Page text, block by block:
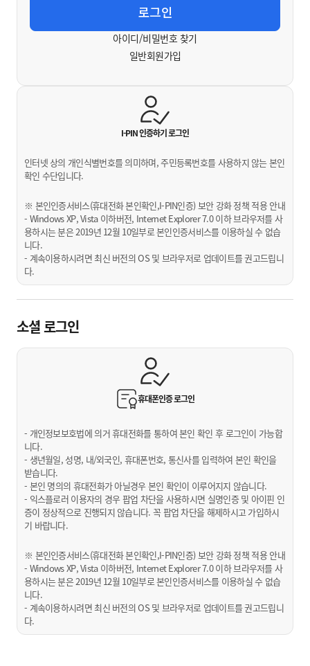
아이디/비밀번호 찾기
일반회원가입
I-PIN 인증하기로그인
인터넷 상의 개인식별번호를 의미하며, 주민등록번호를 사용하지 않는 본인
확인 수단입니다.
※ 본인인증서비스(휴대전화 본인확인,I-PIN인증) 보안 강화 정책 적용 안내
- Windows XP, Vista 이하버전, Internet Explorer 7.0 이하 브라우저를 사
용하시는 분은 2019년 12월 10일부로 본인인증서비스를 이용하실 수 없습
니다.
- 계속이용하시려면 최신 버전의 OS 및 브라우저로 업데이트를 권고드립니
다.
소셜 로그인
휴대폰인증로그인
- 개인정보보호법에 의거 휴대전화를 통하여 본인 확인 후 로그인이 가능합
니다.
- 생년월일, 성명, 내/외국인, 휴대폰번호, 통신사를 입력하여 본인 확인을
받습니다.
- 본인 명의의 휴대전화가 아닐경우 본인 확인이 이루어지지 않습니다.
- 익스플로러 이용자의 경우 팝업 차단을 사용하시면 실명인증 및 아이핀 인
증이 정상적으로 진행되지 않습니다. 꼭 팝업 차단을 해제하시고 가입하시
기 바랍니다.
※ 본인인증서비스(휴대전화 본인확인,I-PIN인증) 보안 강화 정책 적용 안내
- Windows XP, Vista 이하버전, Internet Explorer 7.0 이하 브라우저를 사
용하시는 분은 2019년 12월 10일부로 본인인증서비스를 이용하실 수 없습
니다.
- 계속이용하시려면 최신 버전의 OS 및 브라우저로 업데이트를 권고드립니
다.